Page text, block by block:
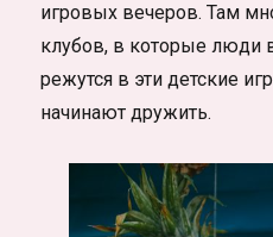
игровых вечеров. Там
клубов, в которые люди
режутся в эти детские
начинают дружить.